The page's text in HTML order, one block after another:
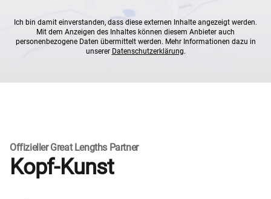
Ich bin damit einverstanden, dass diese externen Inhalte angezeigt werden.
Mit dem Anzeigen des Inhaltes können diesem Anbieter auch
personenbezogene Daten übermittelt werden. Mehr Informationen dazu in
unserer Datenschutzerklärung.
Offizieller Great Lengths Partner
Kopf-Kunst